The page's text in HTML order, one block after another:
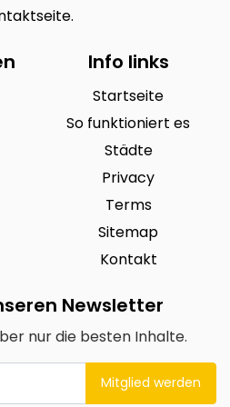
Info links
Startseite
So funktioniert es
Städte
Privacy
Terms
Sitemap
Kontakt
Newsletter
nur die besten Inhalte.
Mitglied werden